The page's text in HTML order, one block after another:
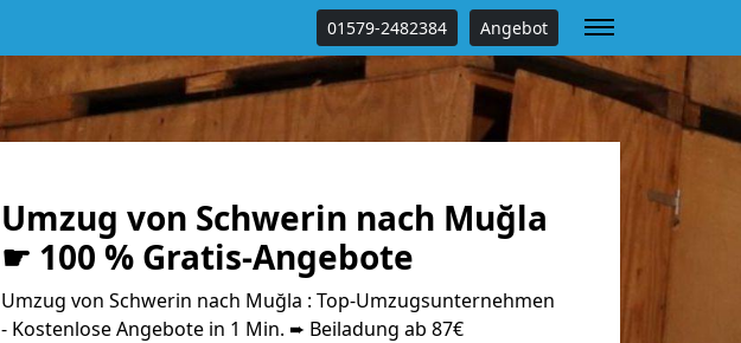
01579-2482384 Angebot
Umzug von Schwerin nach Muğla
☛ 100 % Gratis-Angebote
Umzug von Schwerin nach Muğla : Top-Umzugsunternehmen
- Kostenlose Angebote in 1 Min. ➨ Beiladung ab 87€